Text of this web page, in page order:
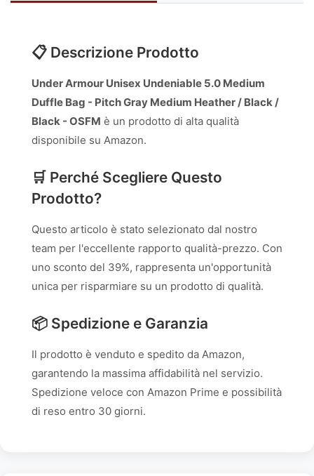
📋 Descrizione Prodotto
Under Armour Unisex Undeniable 5.0 Medium
Duffle Bag - Pitch Gray Medium Heather / Black /
Black - OSFM è un prodotto di alta qualità
disponibile su Amazon.
🛒 Perché Scegliere Questo
Prodotto?
Questo articolo è stato selezionato dal nostro
team per l'eccellente rapporto qualità-prezzo. Con
uno sconto del 39%, rappresenta un'opportunità
unica per risparmiare su un prodotto di qualità.
📦 Spedizione e Garanzia
Il prodotto è venduto e spedito da Amazon,
garantendo la massima affidabilità nel servizio.
Spedizione veloce con Amazon Prime e possibilità
di reso entro 30 giorni.